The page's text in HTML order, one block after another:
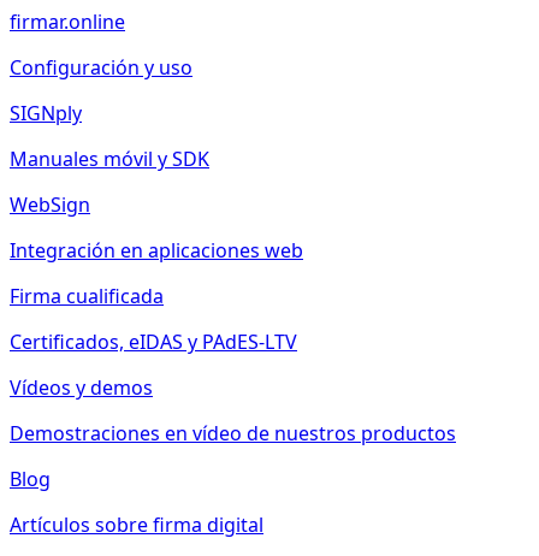
firmar.online
Configuración y uso
SIGNply
Manuales móvil y SDK
WebSign
Integración en aplicaciones web
Firma cualificada
Certificados, eIDAS y PAdES-LTV
Vídeos y demos
Demostraciones en vídeo de nuestros productos
Blog
Artículos sobre firma digital